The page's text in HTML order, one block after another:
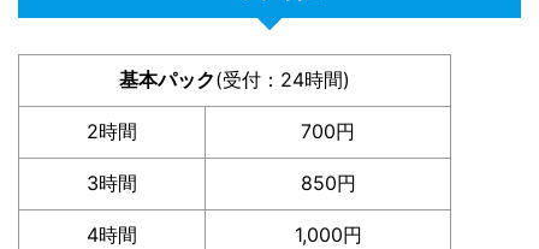
基本パック(受付：24時間)
2時間 700円
3時間 850円
4時間 1,000円